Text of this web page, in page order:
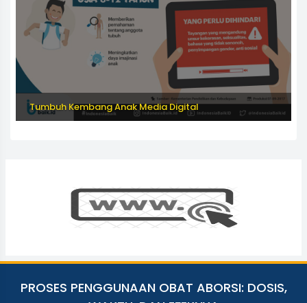
Tumbuh Kembang Anak Media Digital
PROSES PENGGUNAAN OBAT ABORSI: DOSIS,